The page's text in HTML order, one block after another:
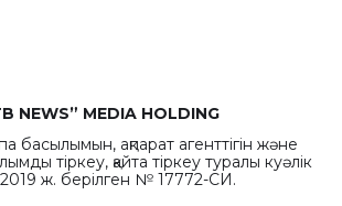
NEWS” MEDIA HOLDING
басылымын, ақпарат агенттігін және
тіркеу, қайта тіркеу туралы куәлік
ж. берілген № 17772-СИ.